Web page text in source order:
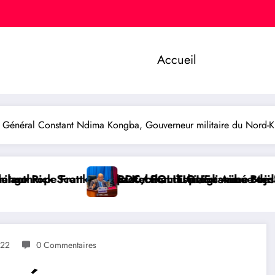
Accueil
Général Constant Ndima Kongba, Gouverneur militaire du
du programme Medicaid
distribue des cahiers aux écoliers de
POLITIQUE : Aimé Boji Sangara plaide pour unRDC/
0 Commentaires